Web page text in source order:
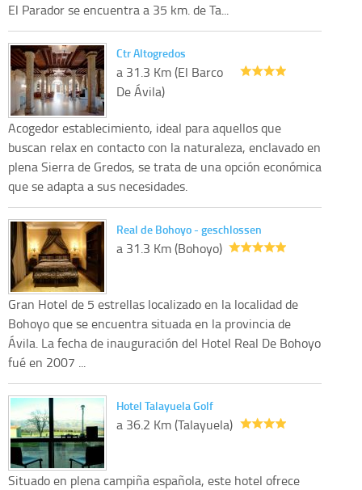
El Parador se encuentra a 35 km. de Ta...
Ctr Altogredos
a 31.3 Km (El Barco
De Ávila)
Acogedor establecimiento, ideal para aquellos que
buscan relax en contacto con la naturaleza, enclavado en
plena Sierra de Gredos, se trata de una opción económica
que se adapta a sus necesidades.
Real de Bohoyo - geschlossen
a 31.3 Km (Bohoyo)
Gran Hotel de 5 estrellas localizado en la localidad de
Bohoyo que se encuentra situada en la provincia de
Ávila. La fecha de inauguración del Hotel Real De Bohoyo
fué en 2007 ...
Hotel Talayuela Golf
a 36.2 Km (Talayuela)
Situado en plena campiña española, este hotel ofrece